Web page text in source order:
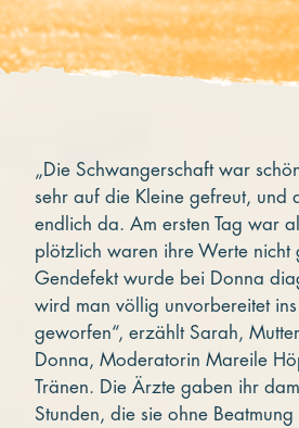
„Die Schwangerschaft war
sehr auf die Kleine gefreut, und
endlich da. Am ersten Tag war
plötzlich waren ihre Werte nicht
Gendefekt wurde bei Donna
wird man völlig unvorbereitet
geworfen“, erzählt Sarah,
Donna, Moderatorin Mareile
Tränen. Die Ärzte gaben ihr
Stunden, die sie ohne